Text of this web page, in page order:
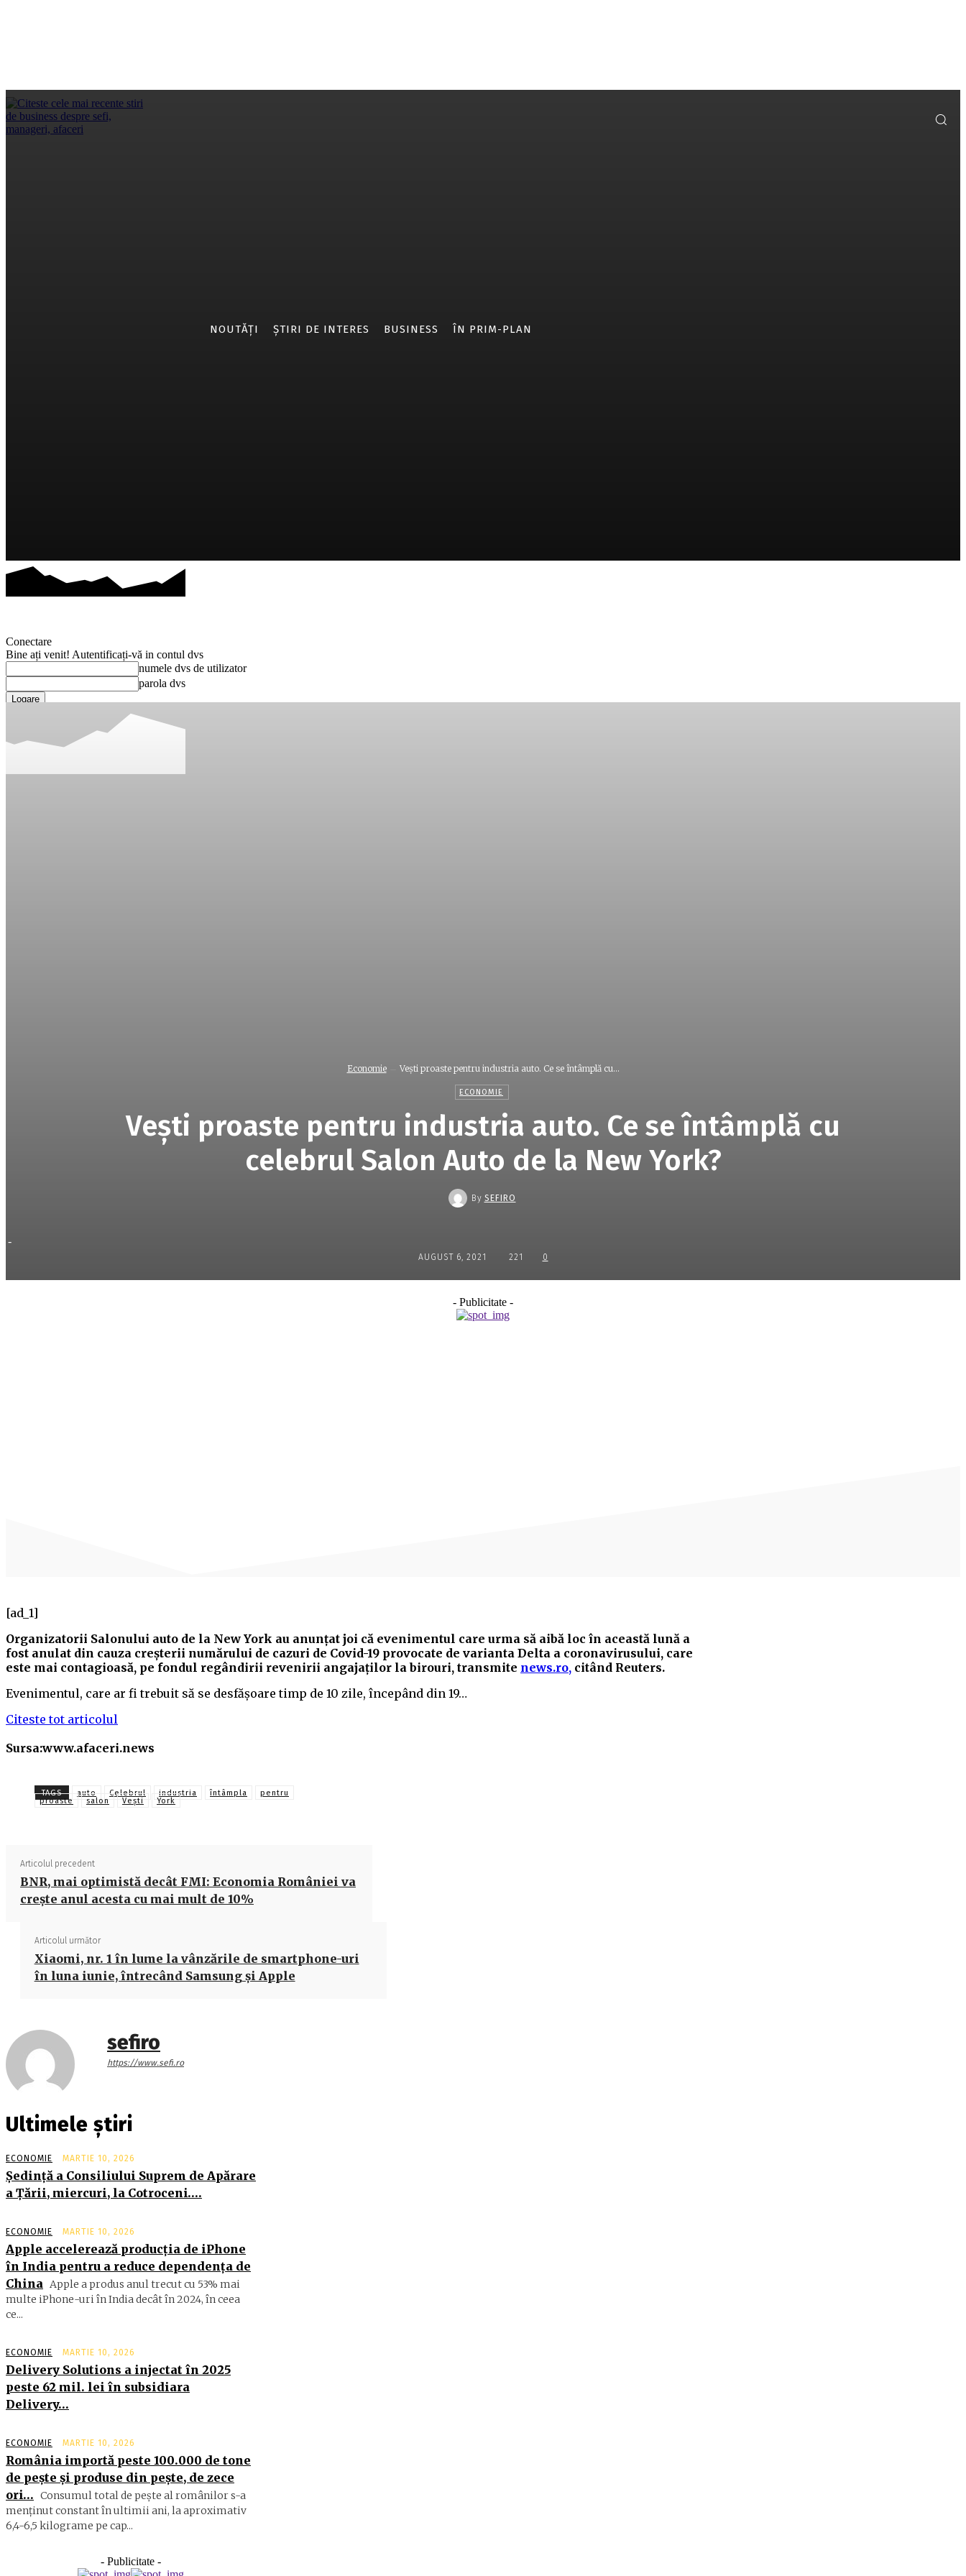
NOUTĂȚI ȘTIRI DE INTERES BUSINESS ÎN PRIM-PLAN
Conectare
Bine ați venit! Autentificați-vă in contul dvs
numele dvs de utilizator
parola dvs
Ați uitat parola? obține ajutor
Recuperați-vă parola
Economie Vești proaste pentru industria auto. Ce se întâmplă cu...
ECONOMIE
Vești proaste pentru industria auto. Ce se întâmplă cu
celebrul Salon Auto de la New York?
By SEFIRO
-
AUGUST 6, 2021 221 0
- Publicitate -
[ad_1]
Organizatorii Salonului auto de la New York au anunţat joi că evenimentul care urma să aibă loc în această lună a
fost anulat din cauza creşterii numărului de cazuri de Covid-19 provocate de varianta Delta a coronavirusului, care
este mai contagioasă, pe fondul regândirii revenirii angajaţilor la birouri, transmite news.ro, citând Reuters.
Evenimentul, care ar fi trebuit să se desfăşoare timp de 10 zile, începând din 19…
Citeste tot articolul
Sursa:www.afaceri.news
TAGS auto Celebrul industria întâmpla
pentru
proaste
salon Vești York
Articolul precedent
BNR, mai optimistă decât FMI: Economia României va
crește anul acesta cu mai mult de 10%
Articolul următor
Xiaomi, nr. 1 în lume la vânzările de smartphone-uri
în luna iunie, întrecând Samsung și Apple
sefiro
https://www.sefi.ro
Ultimele știri
ECONOMIE MARTIE 10, 2026
Şedinţă a Consiliului Suprem de Apărare
a Ţării, miercuri, la Cotroceni….
ECONOMIE MARTIE 10, 2026
Apple accelerează producția de iPhone
în India pentru a reduce dependența de
China Apple a produs anul trecut cu 53% mai
multe iPhone-uri în India decât în 2024, în ceea
ce...
ECONOMIE MARTIE 10, 2026
Delivery Solutions a injectat în 2025
peste 62 mil. lei în subsidiara
Delivery…
ECONOMIE MARTIE 10, 2026
România importă peste 100.000 de tone
de peşte şi produse din peşte, de zece
ori… Consumul total de peşte al ro­mâ­nilor s-a
menţinut constant în ul­timii ani, la aproximativ
6,4-6,5 ki­lograme pe cap...
- Publicitate -